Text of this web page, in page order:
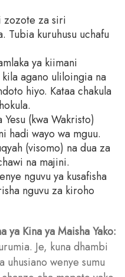
zozote za siri
Tubia kuruhusu uchafu
ya kiimani
agano uliloingia na
hiyo. Kataa chakula
(kwa Wakristo)
hadi wayo wa mguu.
(visomo) na dua za
na majini.
nguvu ya kusafisha
nguvu za kiroho
ya Kina ya Maisha Yako:
Je, kuna dhambi
uhusiano wenye sumu